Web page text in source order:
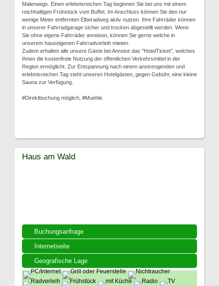
Malerwegs. Einen erlebnisreichen Tag beginnen Sie bei uns mit einem
reichhaltigen Frühstück vom Buffet. Im Anschluss können Sie den nur
wenige Meter entfernten Elberadweg aktiv nutzen. Ihre Fahrräder können
in unserer Fahrradgarage sicher und trocken abgestellt werden. Wenn
Sie ohne eigene Fahrräder anreisen, können Sie gerne welche in
unserem hauseigenen Fahrradverleih mieten.
Zudem erhalten alle unsere Gäste bei Anreise das "HotelTicket", welches
Ihnen die kostenfreie Nutzung der öffentlichen Verkehrsmittel in der
Region ermöglicht. Zur Entspannung nach einem anstrengenden und
erlebnisreichen Tag steht unseren Hotelgästen, gegen Gebühr, eine kleine
Sauna zur Verfügung.
#Direktbuchung möglich, #Muehle
Buchungsanfrage
Internetseite
Geografische Lage
Haus am Wald